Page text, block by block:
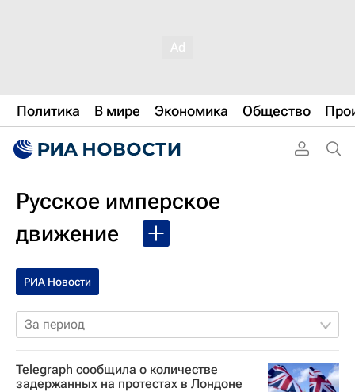
Политика В мире Экономика Общество
Русское имперское
движение
РИА Новости
За период
Telegraph сообщила о количестве
задержанных на протестах в Лондоне